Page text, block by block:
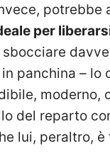
potrebbe
per
sbocciare
panchina – lo
moderno,
del reparto
lui, peraltro, è